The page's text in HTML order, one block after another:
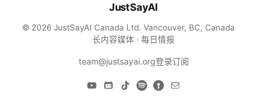
JustSayAI
© 2026 JustSayAI Canada Ltd. Vancouver, BC, Canada
长内容媒体 · 每日情报
team@justsayai.org登录订阅